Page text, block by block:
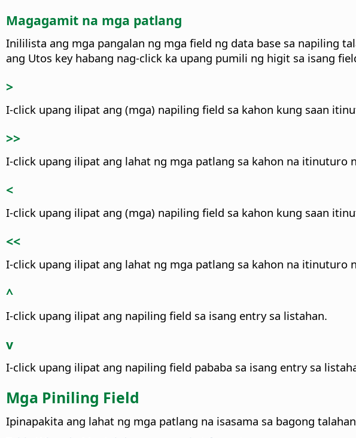
Magagamit na mga patlang
Inililista ang mga pangalan ng mga field ng data base sa napiling
ang Utos key habang nag-click ka upang pumili ng higit sa isang
>
I-click upang ilipat ang (mga) napiling field sa kahon kung saan
>>
I-click upang ilipat ang lahat ng mga patlang sa kahon na itinuturo
<
I-click upang ilipat ang (mga) napiling field sa kahon kung saan
<<
I-click upang ilipat ang lahat ng mga patlang sa kahon na itinuturo
^
I-click upang ilipat ang napiling field sa isang entry sa listahan.
v
I-click upang ilipat ang napiling field pababa sa isang entry sa
Mga Piniling Field
Ipinapakita ang lahat ng mga patlang na isasama sa bagong